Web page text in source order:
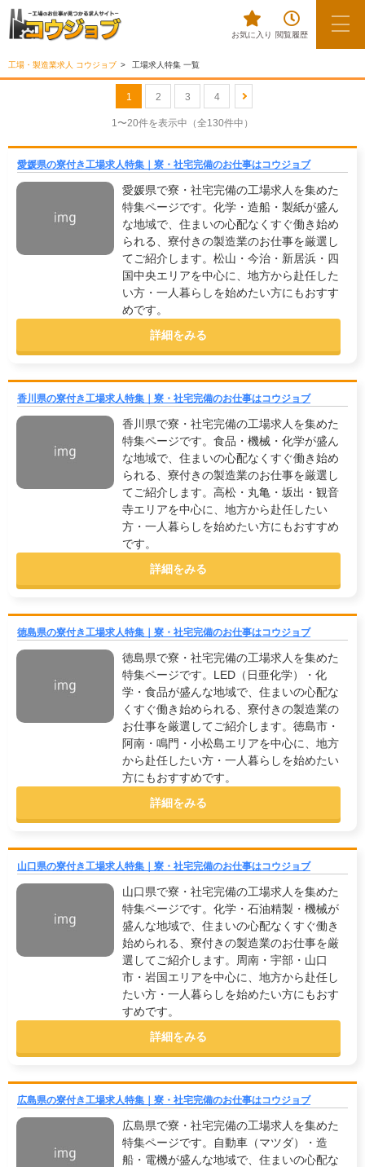
お気に入り 閲覧履歴
工場・製造業求人 コウジョブ 工場求人特集 一覧
1 2 3 4
1〜20件を表示中 （全130件中）
愛媛県の寮付き工場求人特集｜寮・社宅完備のお仕事はコウジョブ
愛媛県で寮・社宅完備の工場求人を集めた
特集ページです。化学・造船・製紙が盛ん
な地域で、住まいの心配なくすぐ働き始め
られる、寮付きの製造業のお仕事を厳選し
てご紹介します。松山・今治・新居浜・四
国中央エリアを中心に、地方から赴任した
い方・一人暮らしを始めたい方にもおすす
めです。
詳細をみる
香川県の寮付き工場求人特集｜寮・社宅完備のお仕事はコウジョブ
香川県で寮・社宅完備の工場求人を集めた
特集ページです。食品・機械・化学が盛ん
な地域で、住まいの心配なくすぐ働き始め
られる、寮付きの製造業のお仕事を厳選し
てご紹介します。高松・丸亀・坂出・観音
寺エリアを中心に、地方から赴任したい
方・一人暮らしを始めたい方にもおすすめ
です。
詳細をみる
徳島県の寮付き工場求人特集｜寮・社宅完備のお仕事はコウジョブ
徳島県で寮・社宅完備の工場求人を集めた
特集ページです。LED（日亜化学）・化
学・食品が盛んな地域で、住まいの心配な
くすぐ働き始められる、寮付きの製造業の
お仕事を厳選してご紹介します。徳島市・
阿南・鳴門・小松島エリアを中心に、地方
から赴任したい方・一人暮らしを始めたい
方にもおすすめです。
詳細をみる
山口県の寮付き工場求人特集｜寮・社宅完備のお仕事はコウジョブ
山口県で寮・社宅完備の工場求人を集めた
特集ページです。化学・石油精製・機械が
盛んな地域で、住まいの心配なくすぐ働き
始められる、寮付きの製造業のお仕事を厳
選してご紹介します。周南・宇部・山口
市・岩国エリアを中心に、地方から赴任し
たい方・一人暮らしを始めたい方にもおす
すめです。
詳細をみる
広島県の寮付き工場求人特集｜寮・社宅完備のお仕事はコウジョブ
広島県で寮・社宅完備の工場求人を集めた
特集ページです。自動車（マツダ）・造
船・電機が盛んな地域で、住まいの心配な